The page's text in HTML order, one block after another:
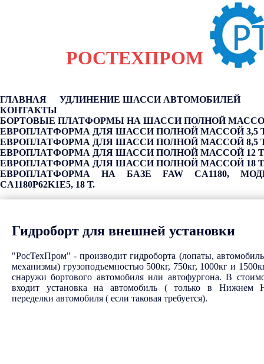
РОСТЕХПРОМ
ГЛАВНАЯ
УДЛИНЕНИЕ ШАССИ АВТОМОБИЛЕЙ
КОНТАКТЫ
БОРТОВЫЕ ПЛАТФОРМЫ НА ШАССИ ПОЛНОЙ
ЕВРОПЛАТФОРМА ДЛЯ ШАССИ ПОЛНОЙ МАССОЙ 3,5
ЕВРОПЛАТФОРМА ДЛЯ ШАССИ ПОЛНОЙ МАССОЙ 8,5
ЕВРОПЛАТФОРМА ДЛЯ ШАССИ ПОЛНОЙ МАССОЙ 12
ЕВРОПЛАТФОРМА ДЛЯ ШАССИ ПОЛНОЙ МАССОЙ 18
ЕВРОПЛАТФОРМА НА БАЗЕ FAW CA1180,
CA1180P62K1E5, 18 Т.
Гидроборт для внешней установки
"РосТехПром" - производит гидроборта (лопаты,
механизмы) грузоподъемностью 500кг, 750кг, 1000кг и
снаружи бортового автомобиля или автофургона. В
входит установка на автомобиль ( только в Нижнем
переделки автомобиля ( если таковая требуется).